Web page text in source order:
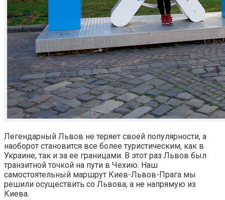
Легендарный Львов не теряет своей популярности, а
наоборот становится все более туристическим, как в
Украине, так и за ее границами. В этот раз Львов был
транзитной точкой на пути в Чехию. Наш
самостоятельный маршрут Киев-Львов-Прага мы
решили осуществить со Львова, а не напрямую из
Киева.